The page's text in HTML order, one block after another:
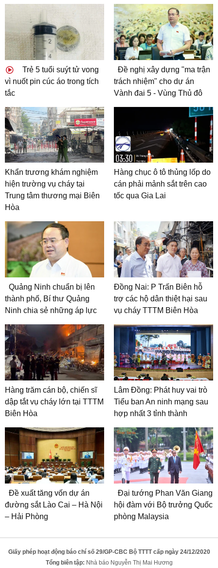
Trẻ 5 tuổi suýt tử vong
vì nuốt pin cúc áo trong tích
tắc
Đề nghị xây dựng "ma trận
trách nhiệm" cho dự án
Vành đai 5 - Vùng Thủ đô
Khẩn trương khám nghiệm
hiện trường vụ cháy tại
Trung tâm thương mại Biên
Hòa
Hàng chục ô tô thủng lốp do
cán phải mảnh sắt trên cao
tốc qua Gia Lai
Quảng Ninh chuẩn bị lên
thành phố, Bí thư Quảng
Ninh chia sẻ những áp lực
Đồng Nai: P Trấn Biên hỗ
trợ các hộ dân thiệt hại sau
vụ cháy TTTM Biên Hòa
Hàng trăm cán bộ, chiến sĩ
dập tắt vụ cháy lớn tại TTTM
Biên Hòa
Lâm Đồng: Phát huy vai trò
Tiểu ban An ninh mạng sau
hợp nhất 3 tỉnh thành
Đề xuất tăng vốn dự án
đường sắt Lào Cai – Hà Nội
– Hải Phòng
Đại tướng Phan Văn Giang
hội đàm với Bộ trưởng Quốc
phòng Malaysia
Giấy phép hoạt động báo chí số 29/GP-CBC Bộ TTTT cấp ngày 24/12/2020
Tổng biên tập: Nhà báo Nguyễn Thị Mai Hương